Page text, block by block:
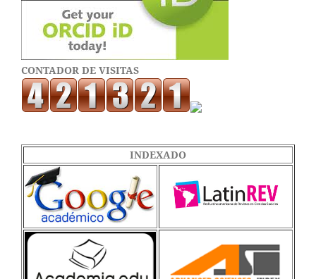
CONTADOR DE VISITAS
INDEXADO